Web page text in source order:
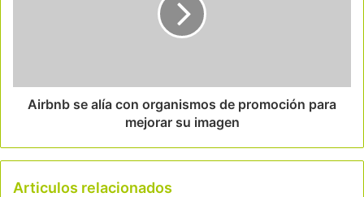
Airbnb se alía con organismos de promoción para
mejorar su imagen
Articulos relacionados